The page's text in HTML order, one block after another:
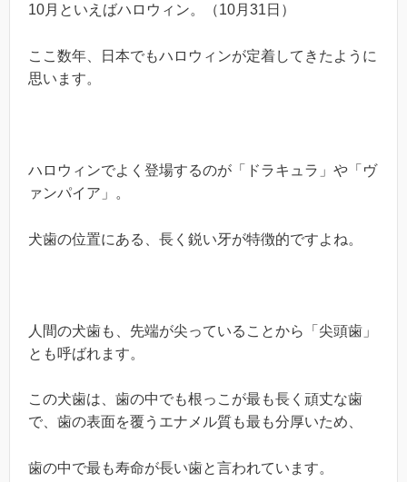
10月といえばハロウィン。（10月31日）
ここ数年、日本でもハロウィンが定着してきたように
思います。
ハロウィンでよく登場するのが「ドラキュラ」や「ヴ
ァンパイア」。
犬歯の位置にある、長く鋭い牙が特徴的ですよね。
人間の犬歯も、先端が尖っていることから「尖頭歯」
とも呼ばれます。
この犬歯は、歯の中でも根っこが最も長く頑丈な歯
で、歯の表面を覆うエナメル質も最も分厚いため、
歯の中で最も寿命が長い歯と言われています。